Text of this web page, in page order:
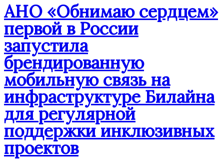
АНО «Обнимаю сердцем»
первой в России
запустила
брендированную
мобильную связь на
инфраструктуре Билайна
для регулярной
поддержки инклюзивных
проектов